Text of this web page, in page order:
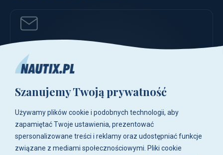
poczta@nautix.pl
+48 515-917-666
+48 783-788-216
Szanujemy Twoją prywatność
Używamy plików cookie i podobnych technologii, aby
zapamiętać Twoje ustawienia, prezentować
spersonalizowane treści i reklamy oraz udostępniać funkcje
związane z mediami społecznościowymi. Pliki cookie